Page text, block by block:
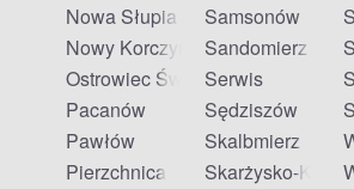
Nowa Słupia
Nowy Korczyn
Ostrowiec Świętokrzyski
Pacanów
Pawłów
Pierzchnica
Samsonów
Sandomierz
Serwis
Sędziszów
Skalbmierz
Skarżysko-